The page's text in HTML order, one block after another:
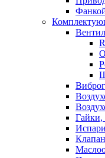
Гайки,